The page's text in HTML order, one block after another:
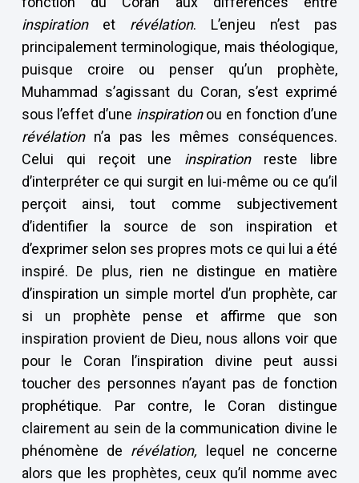
inspirationet révélation. L’enjeu n’est pas
principalement terminologique, mais théologique,
puisque croire ou penser qu’un prophète,
Muhammad s’agissant du Coran, s’est exprimé
sous l’effet d’une inspirationou en fonction d’une
révélationn’a pas les mêmes conséquences.
Celui qui reçoit une inspirationreste libre
d’interpréter ce qui surgit en lui-même ou ce qu’il
perçoit ainsi, tout comme subjectivement
d’identifier la source de son inspiration et
d’exprimer selon ses propres mots ce qui lui a été
inspiré. De plus, rien ne distingue en matière
d’inspiration un simple mortel d’un prophète, car
si un prophète pense et affirme que son
inspiration provient de Dieu, nous allons voir que
pour le Coran l’inspiration divine peut aussi
toucher des personnes n’ayant pas de fonction
prophétique. Par contre, le Coran distingue
clairement au sein de la communication divine le
phénomène de révélation, lequel ne concerne
alors que les prophètes, ceux qu’il nomme avec